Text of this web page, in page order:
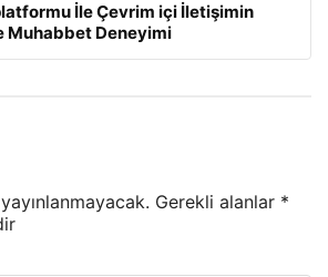
İle Çevrim içi İletişimin
Muhabbet Deneyimi
Gerekli alanlar *